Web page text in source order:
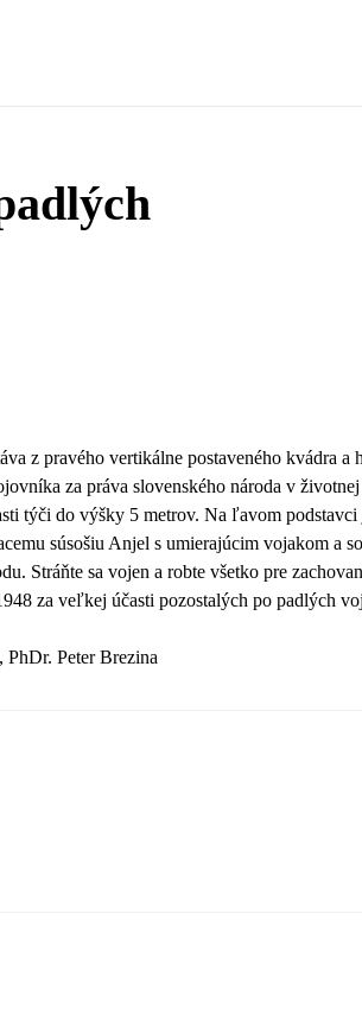
z pravého vertikálne postaveného kvádra
za práva slovenského národa v
týči do výšky 5 metrov. Na ľavom
súsošiu Anjel s umierajúcim vojakom
Stráňte sa vojen a robte všetko pre
za veľkej účasti pozostalých po padlých
PhDr. Peter Brezina